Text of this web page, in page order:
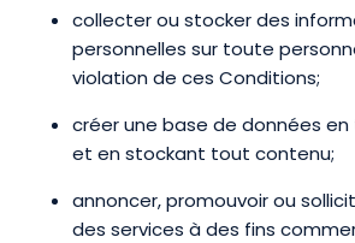
collecter ou stocker des
personnelles sur toute
violation de ces Conditions;
créer une base de données
et en stockant tout contenu;
annoncer, promouvoir ou
des services à des fins